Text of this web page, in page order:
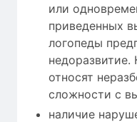
или
приведенных
логопеды
относят
сложности с
наличие